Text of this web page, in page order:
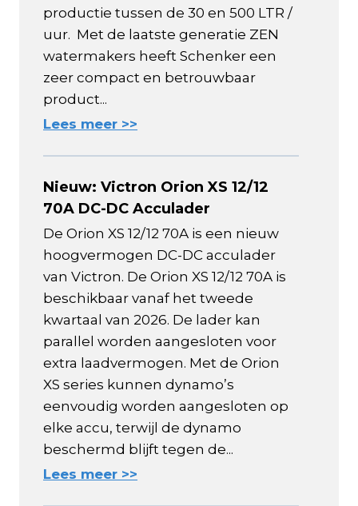
productie tussen de 30 en 500 LTR /
uur. Met de laatste generatie ZEN
watermakers heeft Schenker een
zeer compact en betrouwbaar
product...
Lees meer >>
Nieuw: Victron Orion XS 12/12
70A DC-DC Acculader
De Orion XS 12/12 70A is een nieuw
hoogvermogen DC-DC acculader
van Victron. De Orion XS 12/12 70A is
beschikbaar vanaf het tweede
kwartaal van 2026. De lader kan
parallel worden aangesloten voor
extra laadvermogen. Met de Orion
XS series kunnen dynamo’s
eenvoudig worden aangesloten op
elke accu, terwijl de dynamo
beschermd blijft tegen de...
Lees meer >>